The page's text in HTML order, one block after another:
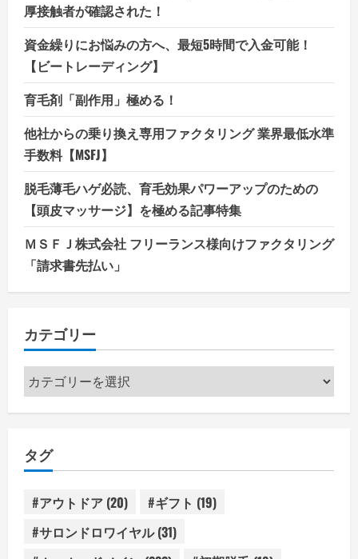
厚接触者が確認された！
資金繰りにお悩みの方へ、最短5時間で入金可能！
【ビートレーディング】
育毛剤「副作用」極める！
他社からの乗り換え専用ファクタリング 業界最低水準
手数料【MSFJ】
脱毛薄毛ハゲ必読、育毛効果パワーアップのための
【頭皮マッサージ】を極める記事特集
ＭＳＦＪ株式会社 フリーランス様向けファクタリング
「請求書先払い」
カテゴリー
カ
テ
ー
タグ
#アウトドア (20) #ギフト (19)
#サロンドロワイヤル(31)